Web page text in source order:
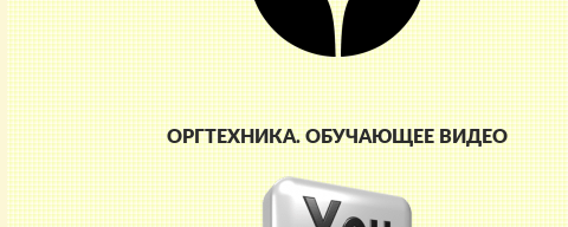
ОРГТЕХНИКА. ОБУЧАЮЩЕЕ ВИДЕО